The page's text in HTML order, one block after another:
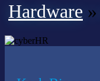
Hardware »